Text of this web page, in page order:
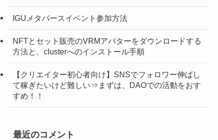
IGUメタバースイベント参加方法
NFTとセット販売のVRMアバターをダウンロードする
方法と、clusterへのインストール手順
【クリエイター初心者向け】SNSでフォロワー伸ばし
て稼ぎたいけど難しい⇒まずは、DAOでの活動をおす
すめ！！
最近のコメント